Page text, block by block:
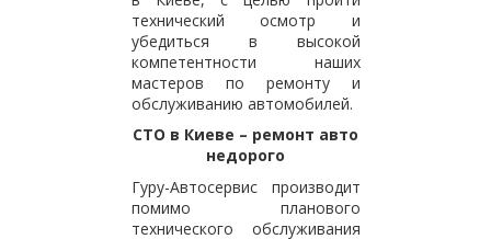
технический осмотр и
убедиться в высокой
компетентности наших
мастеров по ремонту и
обслуживанию автомобилей.
СТО в Киеве – ремонт авто
недорого
Гуру-Автосервис производит
помимо планового
технического обслуживания